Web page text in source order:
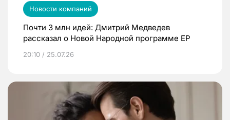
Новости компаний
Почти 3 млн идей: Дмитрий Медведев
рассказал о Новой Народной программе ЕР
20:10 / 25.07.26